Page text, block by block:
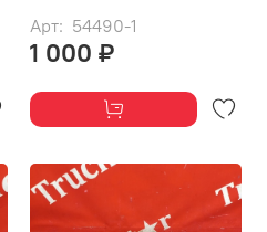
Арт: 54490-1
1 000 ₽